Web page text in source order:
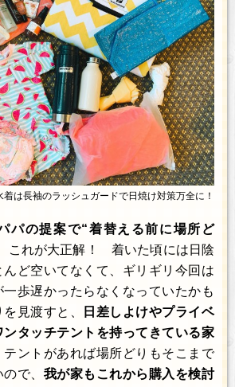
は長袖のラッシュガードで日焼け対策万全に！
パの提案で“着替える前に場所ど
これが大正解！ 着いた頃には日陰
ど空いてなくて、ギリギリ今回は
歩遅かったらなくなっていたかも
見渡すと、
日差しよけやプライベ
タッチテントを持ってきている家
ントがあれば場所どりもそこまで
で、 我が家もこれから購入を検討